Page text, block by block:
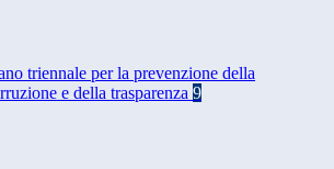
triennale per la prevenzione della
e della trasparenza 9